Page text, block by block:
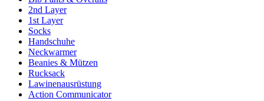
2nd Layer
1st Layer
Socks
Handschuhe
Neckwarmer
Beanies & Mützen
Rucksack
Lawinenausrüstung
Action Communicator